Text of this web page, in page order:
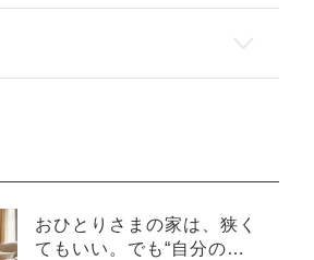
おひとりさまの家は、狭く
てもいい。でも“自分の